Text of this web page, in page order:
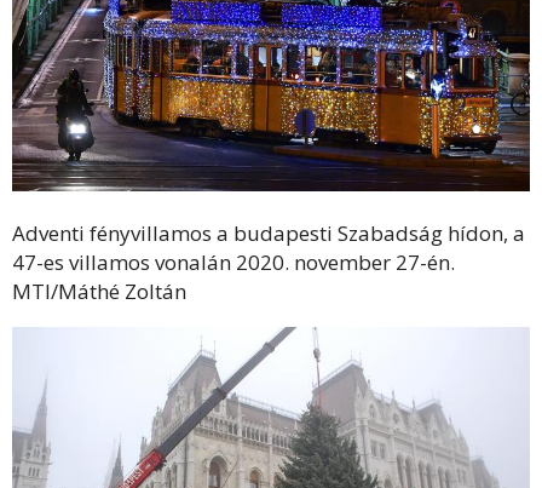
Adventi fényvillamos a budapesti Szabadság hídon, a
47-es villamos vonalán 2020. november 27-én.
MTI/Máthé Zoltán